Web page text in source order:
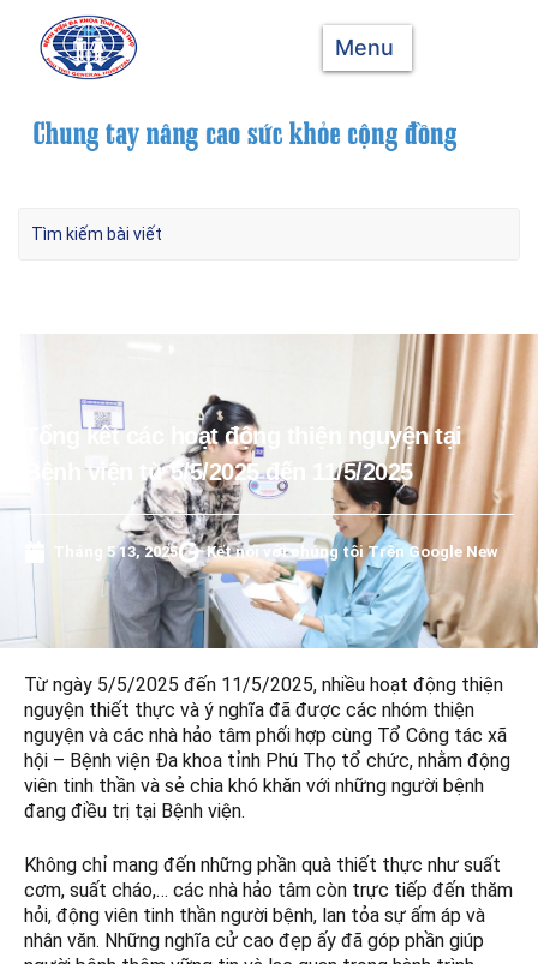
Menu
Tổng kết các hoạt động thiện nguyện tại
Bệnh viện từ 5/5/2025 đến 11/5/2025
Tháng 5 13, 2025 Kết nối với chúng tôi Trên Google New
Từ ngày 5/5/2025 đến 11/5/2025, nhiều hoạt động thiện
nguyện thiết thực và ý nghĩa đã được các nhóm thiện
nguyện và các nhà hảo tâm phối hợp cùng Tổ Công tác xã
hội – Bệnh viện Đa khoa tỉnh Phú Thọ tổ chức, nhằm động
viên tinh thần và sẻ chia khó khăn với những người bệnh
đang điều trị tại Bệnh viện.
Không chỉ mang đến những phần quà thiết thực như suất
cơm, suất cháo,… các nhà hảo tâm còn trực tiếp đến thăm
hỏi, động viên tinh thần người bệnh, lan tỏa sự ấm áp và
nhân văn. Những nghĩa cử cao đẹp ấy đã góp phần giúp